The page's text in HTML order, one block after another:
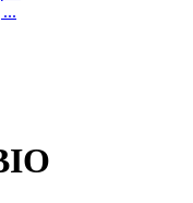
...